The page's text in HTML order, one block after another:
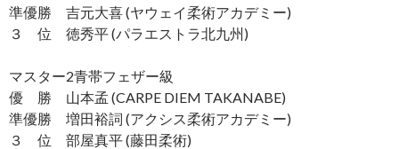
準優勝 吉元大喜 (ヤウェイ柔術アカデミー)
３ 位 徳秀平 (パラエストラ北九州)
マスター2青帯フェザー級
優 勝 山本孟 (CARPE DIEM TAKANABE)
準優勝 増田裕詞 (アクシス柔術アカデミー)
３ 位 部屋真平 (藤田柔術)